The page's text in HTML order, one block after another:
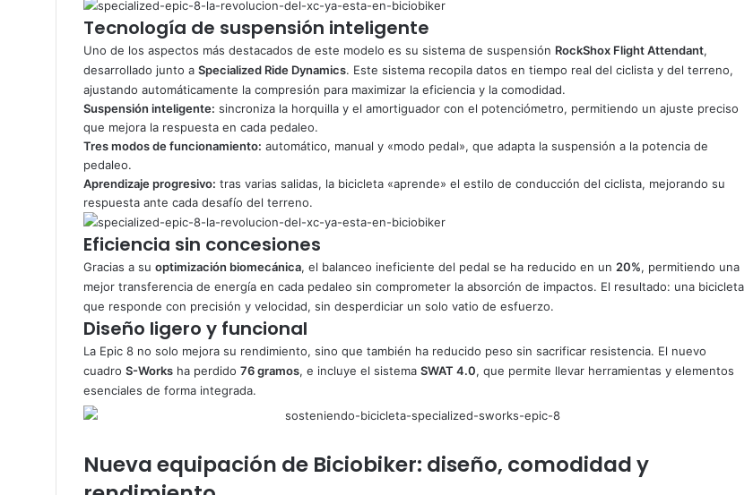
Tecnología de suspensión inteligente
Uno de los aspectos más destacados de este modelo es su sistema de suspensión RockShox Flight Attendant,
desarrollado junto a Specialized Ride Dynamics. Este sistema recopila datos en tiempo real del ciclista y del terreno,
ajustando automáticamente la compresión para maximizar la eficiencia y la comodidad.
Suspensión inteligente: sincroniza la horquilla y el amortiguador con el potenciómetro, permitiendo un ajuste preciso
que mejora la respuesta en cada pedaleo.
Tres modos de funcionamiento: automático, manual y «modo pedal», que adapta la suspensión a la potencia de
pedaleo.
Aprendizaje progresivo: tras varias salidas, la bicicleta «aprende» el estilo de conducción del ciclista, mejorando su
respuesta ante cada desafío del terreno.
Eficiencia sin concesiones
Gracias a su optimización biomecánica, el balanceo ineficiente del pedal se ha reducido en un 20%, permitiendo una
mejor transferencia de energía en cada pedaleo sin comprometer la absorción de impactos. El resultado: una bicicleta
que responde con precisión y velocidad, sin desperdiciar un solo vatio de esfuerzo.
Diseño ligero y funcional
La Epic 8 no solo mejora su rendimiento, sino que también ha reducido peso sin sacrificar resistencia. El nuevo
cuadro S-Works ha perdido 76 gramos, e incluye el sistema SWAT 4.0, que permite llevar herramientas y elementos
esenciales de forma integrada.
Nueva equipación de Biciobiker: diseño, comodidad y